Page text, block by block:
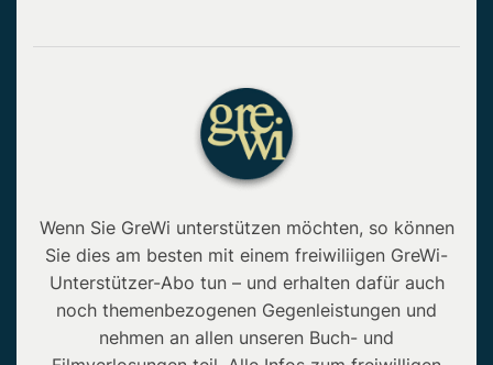
Wenn Sie GreWi unterstützen möchten, so können
Sie dies am besten mit einem freiwiliigen GreWi-
Unterstützer-Abo tun – und erhalten dafür auch
noch themenbezogenen Gegenleistungen und
nehmen an allen unseren Buch- und